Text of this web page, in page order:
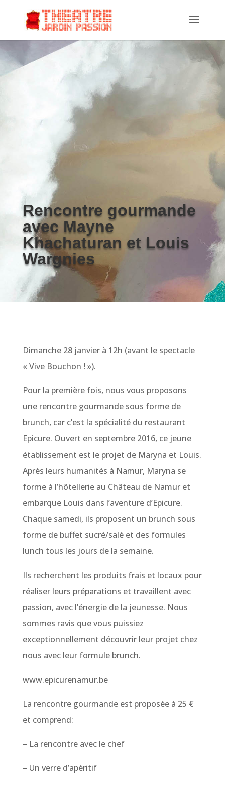
Rencontre gourmande
avec Mayne
Khachaturan et Louis
Wargnies
Dimanche 28 janvier à 12h (avant le spectacle
« Vive Bouchon ! »).
Pour la première fois, nous vous proposons
une rencontre gourmande sous forme de
brunch, car c’est la spécialité du restaurant
Epicure. Ouvert en septembre 2016, ce jeune
établissement est le projet de Maryna et Louis.
Après leurs humanités à Namur, Maryna se
forme à l’hôtellerie au Château de Namur et
embarque Louis dans l’aventure d’Epicure.
Chaque samedi, ils proposent un brunch sous
forme de buffet sucré/salé et des formules
lunch tous les jours de la semaine.
Ils recherchent les produits frais et locaux pour
réaliser leurs préparations et travaillent avec
passion, avec l’énergie de la jeunesse. Nous
sommes ravis que vous puissiez
exceptionnellement découvrir leur projet chez
nous avec leur formule brunch.
www.epicurenamur.be
La rencontre gourmande est proposée à 25 €
et comprend:
– La rencontre avec le chef
– Un verre d’apéritif